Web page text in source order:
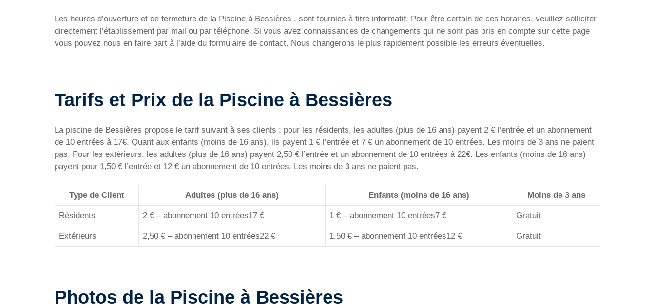
Les heures d’ouverture et de fermeture de la Piscine à Bessières , sont fournies à titre informatif. Pour être certain de ces horaires, veuillez solliciter
directement l’établissement par mail ou par téléphone. Si vous avez connaissances de changements qui ne sont pas pris en compte sur cette page
vous pouvez nous en faire part à l’aide du formulaire de contact. Nous changerons le plus rapidement possible les erreurs éventuelles.
Tarifs et Prix de la Piscine à Bessières
La piscine de Bessières propose le tarif suivant à ses clients : pour les résidents, les adultes (plus de 16 ans) payent 2 € l’entrée et un abonnement
de 10 entrées à 17€. Quant aux enfants (moins de 16 ans), ils payent 1 € l’entrée et 7 € un abonnement de 10 entrées. Les moins de 3 ans ne paient
pas. Pour les extérieurs, les adultes (plus de 16 ans) payent 2,50 € l’entrée et un abonnement de 10 entrées à 22€. Les enfants (moins de 16 ans)
payent pour 1,50 € l’entrée et 12 € un abonnement de 10 entrées. Les moins de 3 ans ne paient pas.
Type de Client Adultes (plus de 16 ans) Enfants (moins de 16 ans) Moins de 3 ans
Résidents 2 € – abonnement 10 entrées17 € 1 € – abonnement 10 entrées7 € Gratuit
Extérieurs 2,50 € – abonnement 10 entrées22 € 1,50 € – abonnement 10 entrées12 € Gratuit
Photos de la Piscine à Bessières